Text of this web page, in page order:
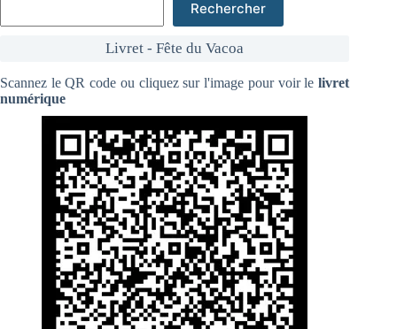
Rechercher
Livret - Fête du Vacoa
Scannez le QR code ou cliquez sur l'image pour voir lelivret
numérique